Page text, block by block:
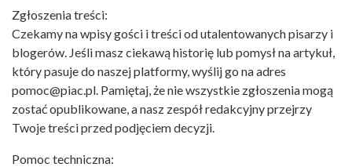
Zgłoszenia treści:
Czekamy na wpisy gości i treści od utalentowanych pisarzy i
blogerów. Jeśli masz ciekawą historię lub pomysł na artykuł,
który pasuje do naszej platformy, wyślij go na adres
pomoc@piac.pl. Pamiętaj, że nie wszystkie zgłoszenia mogą
zostać opublikowane, a nasz zespół redakcyjny przejrzy
Twoje treści przed podjęciem decyzji.
Pomoc techniczna: